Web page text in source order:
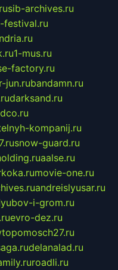
sib-archives.ru
festival.ru
1-mus.ru
factory.ru
jun.rubandamn.ru
darksand.ru
kompanij.ru
snow-guard.ru
aalse.ru
movie-one.ru
andreislyusar.ru
i-grom.ru
evro-dez.ru
delanalad.ru
roadli.ru